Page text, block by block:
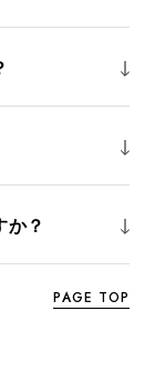
か？
PAGE TOP